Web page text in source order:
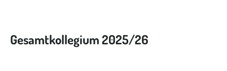
Gesamtkollegium 2025/26